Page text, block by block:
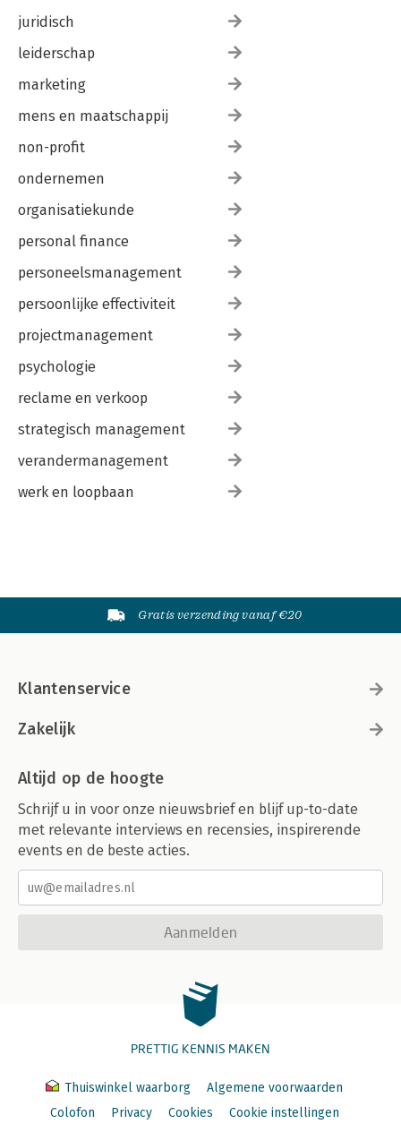
juridisch
leiderschap
marketing
mens en maatschappij
non-profit
ondernemen
organisatiekunde
personal finance
personeelsmanagement
persoonlijke effectiviteit
projectmanagement
psychologie
reclame en verkoop
strategisch management
verandermanagement
werk en loopbaan
Gratis verzending vanaf €20
Klantenservice
Zakelijk
Altijd op de hoogte
Schrijf u in voor onze nieuwsbrief en blijf up-to-date
met relevante interviews en recensies, inspirerende
events en de beste acties.
Aanmelden
PRETTIG KENNIS MAKEN
Thuiswinkel waarborg
Algemene voorwaarden
Colofon
Privacy Cookies Cookie instellingen